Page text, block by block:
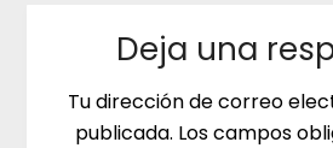
Deja una
Tu dirección de correo
publicada. Los campos